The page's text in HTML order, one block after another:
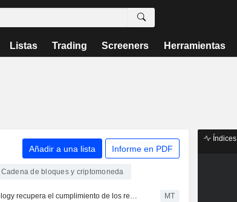
Listas Trading Screeners Herramientas
Añadir a una lista Informe en PDF
Cadena de bloques y criptomoneda
Avax One Technology recupera el cumplimiento de los requisitos de cotización del Nasdaq MT
Índices